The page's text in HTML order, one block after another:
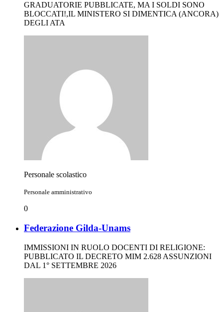
GRADUATORIE PUBBLICATE, MA I SOLDI SONO
BLOCCATI!,IL MINISTERO SI DIMENTICA (ANCORA)
DEGLI ATA
Personale scolastico
Personale amministrativo
0
Federazione Gilda-Unams
IMMISSIONI IN RUOLO DOCENTI DI RELIGIONE:
PUBBLICATO IL DECRETO MIM 2.628 ASSUNZIONI
DAL 1° SETTEMBRE 2026